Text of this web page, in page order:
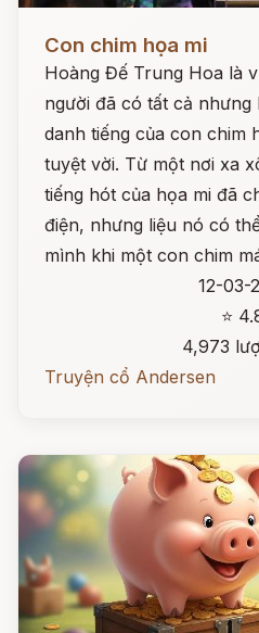
Con chim họa mi
Hoàng Đế Trung Hoa là
người đã có tất cả nhưng
danh tiếng của con chim
tuyệt vời. Từ một nơi xa
tiếng hót của họa mi đã
điện, nhưng liệu nó có
mình khi một con chim
12-03-
⭐
4,973
Truyện cổ Andersen